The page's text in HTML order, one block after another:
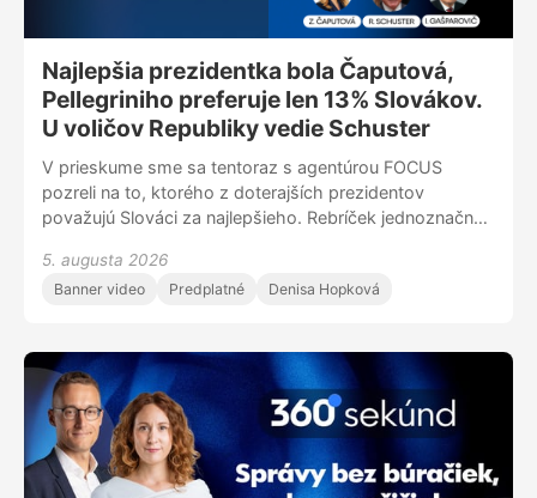
Najlepšia prezidentka bola Čaputová,
Pellegriniho preferuje len 13% Slovákov.
U voličov Republiky vedie Schuster
V prieskume sme sa tentoraz s agentúrou FOCUS
pozreli na to, ktorého z doterajších prezidentov
považujú Slováci za najlepšieho. Rebríček jednoznačne
považuje 32 percent ľudí. Medzi ňou a druhým
najpopulárnejším prezidentom je viac ako 10-percentný
5. augusta 2026
Banner video Predplatné Denisa Hopková